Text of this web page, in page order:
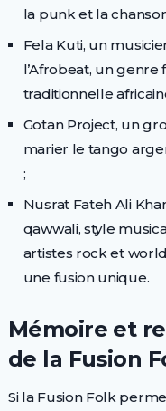
la punk et la
Fela Kuti, un
l’Afrobeat, un
traditionnelle
Gotan Project, un
marier le tango
;
Nusrat Fateh Ali
qawwali, style
artistes rock et
une fusion unique.
Mémoire et
de la Fusion
Si la Fusion Folk